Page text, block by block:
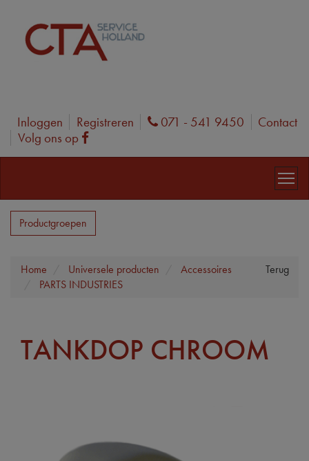
Inloggen Registreren Phone
071 - 541 9450
Contact
Volg ons op
Facebook
Productgroepen
Terug
Home Universele producten
Accessoires
PARTS INDUSTRIES
TANKDOP CHROOM